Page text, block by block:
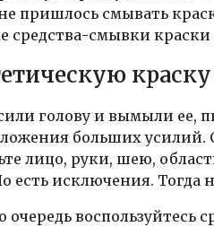
пришлось смывать
средства-смывки краски
голову и вымыли ее,
больших
лицо, руки, шею,
есть исключения.
воспользуйтесь